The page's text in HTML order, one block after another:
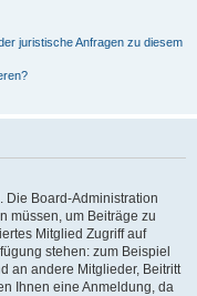
juristische Anfragen zu diesem
Die Board-Administration
müssen, um Beiträge zu
Mitglied Zugriff auf
stehen: zum Beispiel
an andere Mitglieder, Beitritt
Ihnen eine Anmeldung, da